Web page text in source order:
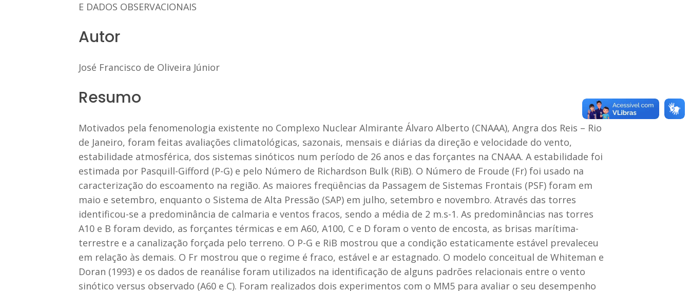
E DADOS OBSERVACIONAIS
Autor
José Francisco de Oliveira Júnior
Resumo
Motivados pela fenomenologia existente no Complexo Nuclear Almirante Álvaro Alberto (CNAAA), Angra dos Reis – Rio
de Janeiro, foram feitas avaliações climatológicas, sazonais, mensais e diárias da direção e velocidade do vento,
estabilidade atmosférica, dos sistemas sinóticos num período de 26 anos e das forçantes na CNAAA. A estabilidade foi
estimada por Pasquill-Gifford (P-G) e pelo Número de Richardson Bulk (RiB). O Número de Froude (Fr) foi usado na
caracterização do escoamento na região. As maiores freqüências da Passagem de Sistemas Frontais (PSF) foram em
maio e setembro, enquanto o Sistema de Alta Pressão (SAP) em julho, setembro e novembro. Através das torres
identificou-se a predominância de calmaria e ventos fracos, sendo a média de 2 m.s-1. As predominâncias nas torres
A10 e B foram devido, as forçantes térmicas e em A60, A100, C e D foram o vento de encosta, as brisas marítima-
terrestre e a canalização forçada pelo terreno. O P-G e RiB mostrou que a condição estaticamente estável prevaleceu
em relação às demais. O Fr mostrou que o regime é fraco, estável e ar estagnado. O modelo conceitual de Whiteman e
Doran (1993) e os dados de reanálise foram utilizados na identificação de alguns padrões relacionais entre o vento
sinótico versus observado (A60 e C). Foram realizados dois experimentos com o MM5 para avaliar o seu desempenho